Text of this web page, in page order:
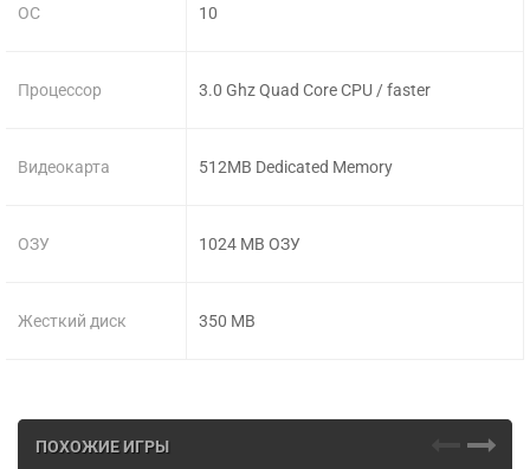
ОС
Процессор
Видеокарта
ОЗУ
Жесткий диск
10
3.0 Ghz Quad Core CPU / faster
512MB Dedicated Memory
1024 MB ОЗУ
350 MB
ПОХОЖИЕ ИГРЫ